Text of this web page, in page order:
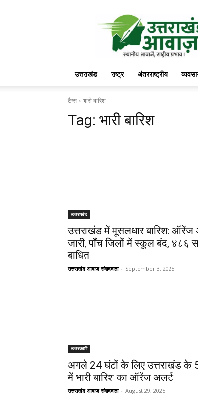
आवाज़
उत्तराखंड राष्ट्र अंतरराष्ट्रीय
टैग्स भारी बारिश
Tag: भारी बारिश
उत्तराखंड
उत्तराखंड में मूसलधार बारिश: ऑरेंज
जारी, पाँच जिलों में स्कूल बंद, ४८६
बाधित
उत्तराखंड आवाज़ संवाददाता - September 3, 2025
उत्तरकाशी
अगले 24 घंटों के लिए उत्तराखंड के
में भारी बारिश का ऑरेंज अलर्ट
उत्तराखंड आवाज़ संवाददाता - August 29, 2025